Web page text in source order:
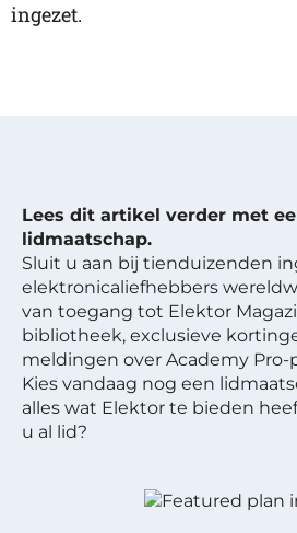
ingezet.
Lees dit artikel verder met
lidmaatschap.
Sluit u aan bij tienduizenden
elektronicaliefhebbers
van toegang tot Elektor
bibliotheek, exclusieve
meldingen over Academy
Kies vandaag nog een
alles wat Elektor te bieden
u al lid?